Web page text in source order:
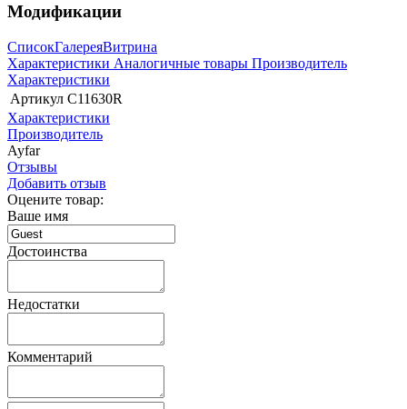
Модификации
СписокГалереяВитрина
Характеристики Аналогичные товары Производитель
Характеристики
Артикул C11630R
Характеристики
Производитель
Ayfar
Отзывы
Добавить отзыв
Оцените товар:
Ваше имя
Достоинства
Недостатки
Комментарий